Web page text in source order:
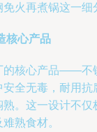
火再煮锅这一细
核心产品
的核心产品——不
全无毒，耐用
。这一设计不
熟食材。